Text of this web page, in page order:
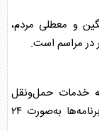
و معطلی مردم،
در مراسم است.
خدمات حمل‌ونقل
عمومی گفت: متروی تهران در روزهای برگزاری برنامه‌ها به‌صورت ۲۴